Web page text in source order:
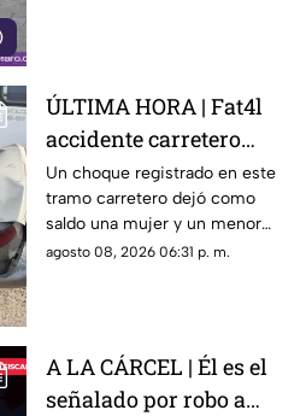
ÚLTIMA HORA | Fat4l
accidente carretero
deja una mujer y un
niño mu3rtos en San
Juan del Río
Un choque registrado en este
tramo carretero dejó como
saldo una mujer y un menor
sin vida, además de una
agosto 08, 2026 06:31 p. m.
A LA CÁRCEL | Él es el
señalado por robo a